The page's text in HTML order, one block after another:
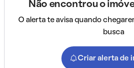
Não encontrou o
O alerta te avisa quando
busca
Criar alerta de